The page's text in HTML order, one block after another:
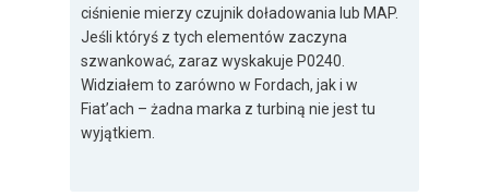
ciśnienie mierzy czujnik doładowania lub MAP.
Jeśli któryś z tych elementów zaczyna
szwankować, zaraz wyskakuje P0240.
Widziałem to zarówno w Fordach, jak i w
Fiat’ach – żadna marka z turbiną nie jest tu
wyjątkiem.